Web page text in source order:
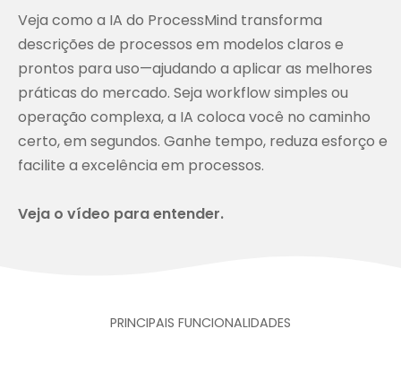
Veja como a IA do ProcessMind transforma
descrições de processos em modelos claros e
prontos para uso—ajudando a aplicar as melhores
práticas do mercado. Seja workflow simples ou
operação complexa, a IA coloca você no caminho
certo, em segundos. Ganhe tempo, reduza esforço e
facilite a excelência em processos.
Veja o vídeo para entender.
PRINCIPAIS FUNCIONALIDADES